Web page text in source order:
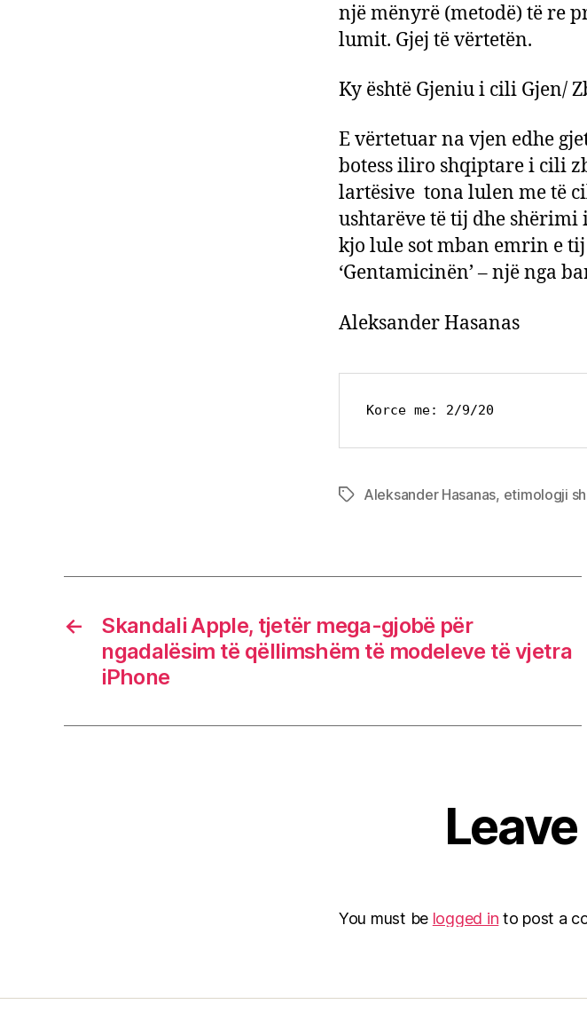
një mënyrë (metodë) të re
lumit. Gjej të vërtetën.
Ky është Gjeniu i cili Gjen/
E vërtetuar na vjen edhe
botess iliro shqiptare i cili
lartësive tona lulen me të
ushtarëve të tij dhe shërimi
kjo lule sot mban emrin e tij
‘Gentamicinën’ – një nga
Aleksander Hasanas
Korce me: 2/9/20
TagsAleksander Hasanas, etimologji
←
Skandali Apple, tjetër mega-gjobë për
ngadalësim të qëllimshëm të modeleve të vjetra
iPhone
You must be logged in to post a